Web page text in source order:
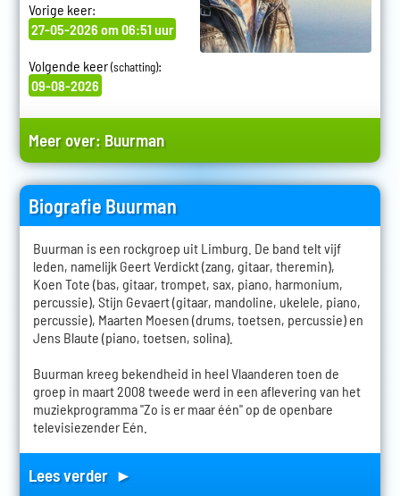
Vorige keer:
27-05-2026 om 06:51 uur
Volgende keer(schatting):
09-08-2026
Meer over: Buurman
Biografie Buurman
Buurman is een rockgroep uit Limburg. De band telt vijf
leden, namelijk Geert Verdickt (zang, gitaar, theremin),
Koen Tote (bas, gitaar, trompet, sax, piano, harmonium,
percussie), Stijn Gevaert (gitaar, mandoline, ukelele, piano,
percussie), Maarten Moesen (drums, toetsen, percussie) en
Jens Blaute (piano, toetsen, solina).
Buurman kreeg bekendheid in heel Vlaanderen toen de
groep in maart 2008 tweede werd in een aflevering van het
muziekprogramma "Zo is er maar één" op de openbare
televisiezender Eén.
Lees verder ►